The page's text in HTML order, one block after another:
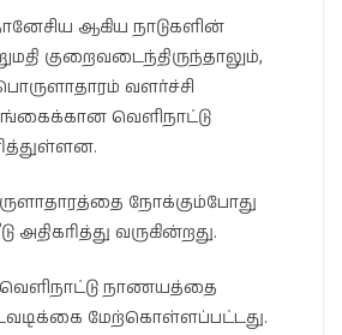
ஆகிய நாடுகளின்
குறைவடைந்திருந்தாலும்,
வளர்ச்சி
வெளிநாட்டு
நோக்கும்போது
அதிகரித்து வருகின்றது.
வெளிநாட்டு நாணயத்தை
மேற்கொள்ளப்பட்டது.